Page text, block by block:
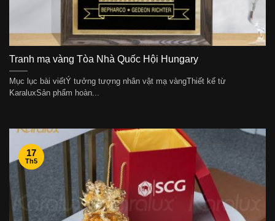
Tranh mạ vàng Tòa Nhà Quốc Hội Hungary
Mục lục bài viếtÝ tưởng tượng nhân vật mạ vàngThiết kế từ
KaraluxSản phẩm hoàn...
17
Th5